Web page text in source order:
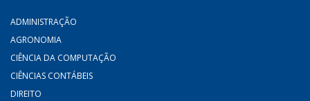
ADMINISTRAÇÃO
AGRONOMIA
CIÊNCIA DA COMPUTAÇÃO
CIÊNCIAS CONTÁBEIS
DIREITO